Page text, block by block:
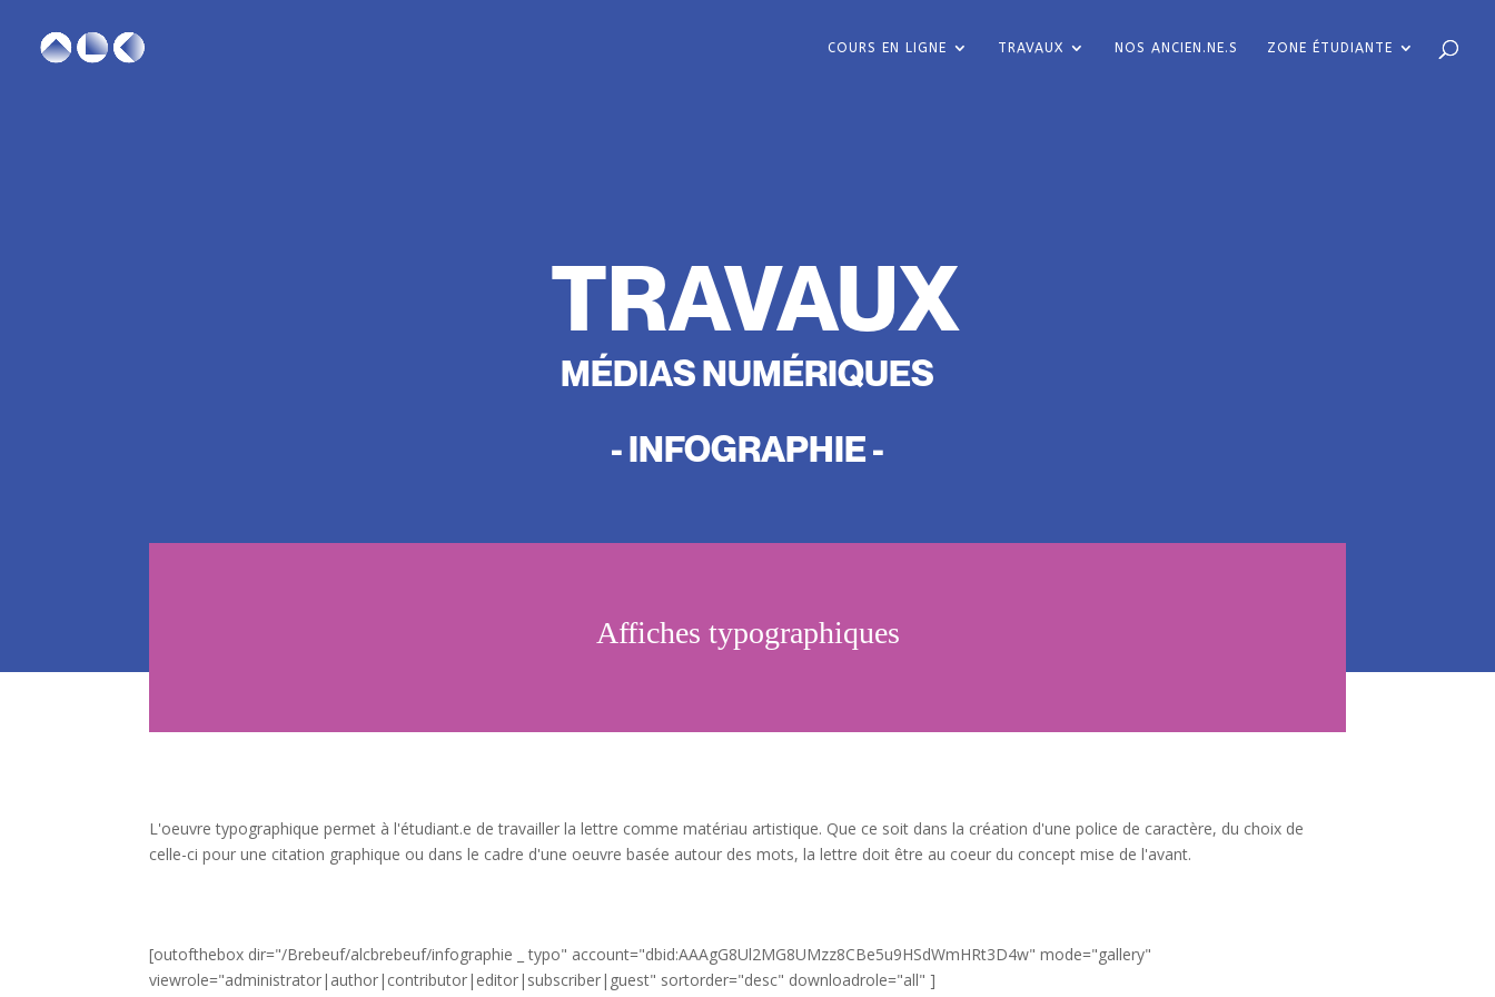
COURS EN LIGNE TRAVAUX NOS ANCIEN.NE.S ZONE ÉTUDIANTE
TRAVAUX
MÉDIAS NUMÉRIQUES
- INFOGRAPHIE -
Affiches typographiques
L'oeuvre typographique permet à l'étudiant.e de travailler la lettre comme matériau artistique. Que ce soit dans la création d'une police de caractère, du choix de
celle-ci pour une citation graphique ou dans le cadre d'une oeuvre basée autour des mots, la lettre doit être au coeur du concept mise de l'avant.
[outofthebox dir="/Brebeuf/alcbrebeuf/infographie _ typo" account="dbid:AAAgG8Ul2MG8UMzz8CBe5u9HSdWmHRt3D4w" mode="gallery"
viewrole="administrator|author|contributor|editor|subscriber|guest" sortorder="desc" downloadrole="all" ]